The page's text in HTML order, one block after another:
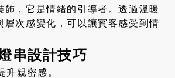
飾，它是情緒的引導者。透過溫暖
層次感變化，可以讓賓客感受到情
串設計技巧
升親密感。